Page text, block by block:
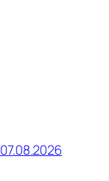
07.08.2026